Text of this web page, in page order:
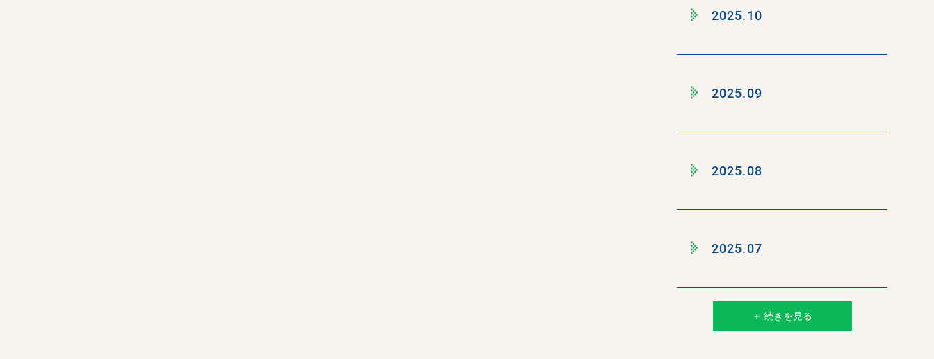
2025.10
2025.09
2025.08
2025.07
＋ 続きを見る